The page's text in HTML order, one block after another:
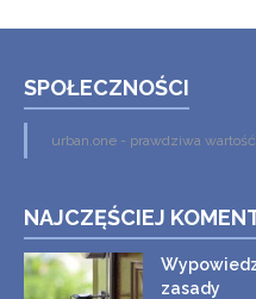
SPOŁECZNOŚCI
urban.one - prawdziwa
NAJCZĘŚCIEJ
zasady